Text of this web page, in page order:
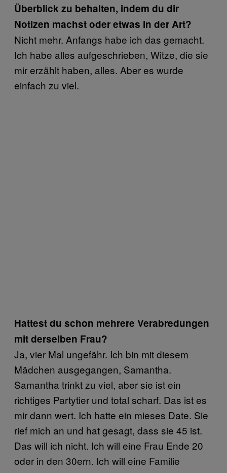
Überblick zu behalten, indem du dir
Notizen machst oder etwas in der Art?
Nicht mehr. Anfangs habe ich das gemacht.
Ich habe alles aufgeschrieben, Witze, die sie
mir erzählt haben, alles. Aber es wurde
einfach zu viel.
Hattest du schon mehrere Verabredungen
mit derselben Frau?
Ja, vier Mal ungefähr. Ich bin mit diesem
Mädchen ausgegangen, Samantha.
Samantha trinkt zu viel, aber sie ist ein
richtiges Partytier und total scharf. Das ist es
mir dann wert. Ich hatte ein mieses Date. Sie
rief mich an und hat gesagt, dass sie 45 ist.
Das will ich nicht. Ich will eine Frau Ende 20
oder in den 30ern. Ich will eine Familie